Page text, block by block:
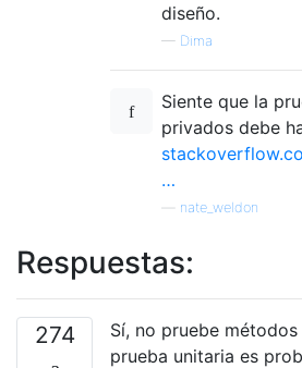
diseño.
— Dima
Siente que la
privados debe
…
nate_weldon
Respuestas:
274
Sí, no pruebe
prueba unitaria es